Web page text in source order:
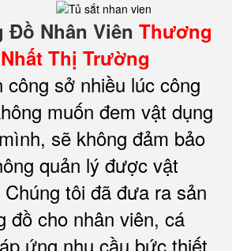
Đồ Nhân Viên Thương
Thị Trường
công sở nhiều lúc công
muốn đem vật dụng
sẽ không đảm bảo
quản lý được vật
tôi đã đưa ra sản
đồ cho nhân viên, cá
ứng nhu cầu bức thiết